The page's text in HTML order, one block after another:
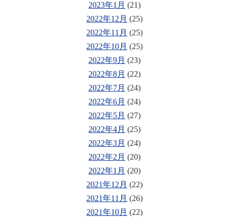
2023年1月 (21)
2022年12月 (25)
2022年11月 (25)
2022年10月 (25)
2022年9月 (23)
2022年8月 (22)
2022年7月 (24)
2022年6月 (24)
2022年5月 (27)
2022年4月 (25)
2022年3月 (24)
2022年2月 (20)
2022年1月 (20)
2021年12月 (22)
2021年11月 (26)
2021年10月 (22)